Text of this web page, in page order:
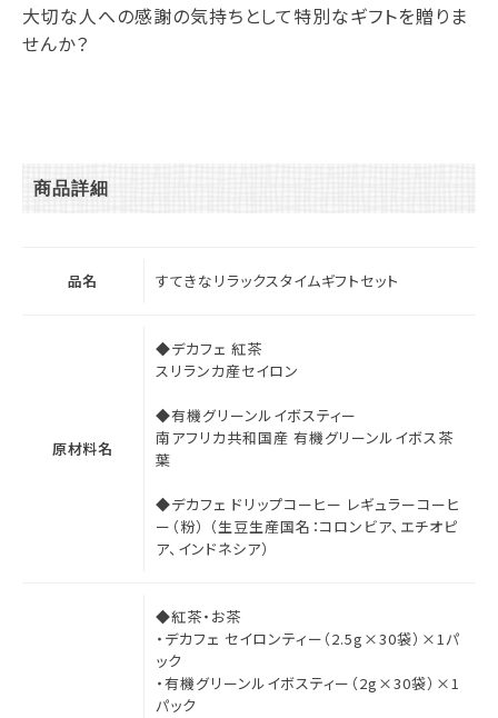
大切な人への感謝の気持ちとして特別なギフトを贈りま
せんか？
商品詳細
品名 すてきなリラックスタイムギフトセット
原材料名
◆デカフェ 紅茶
スリランカ産セイロン
◆有機グリーンルイボスティー
南アフリカ共和国産 有機グリーンルイボス茶
葉
◆デカフェ ドリップコーヒー レギュラーコーヒ
ー（粉） （生豆生産国名：コロンビア、エチオピ
ア、インドネシア）
◆紅茶・お茶
・デカフェ セイロンティー（2.5g×30袋）×1パ
ック
・有機グリーンルイボスティー（2g×30袋）×1
パック